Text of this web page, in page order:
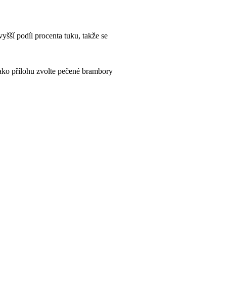
podíl procenta tuku, takže se
přílohu zvolte pečené brambory